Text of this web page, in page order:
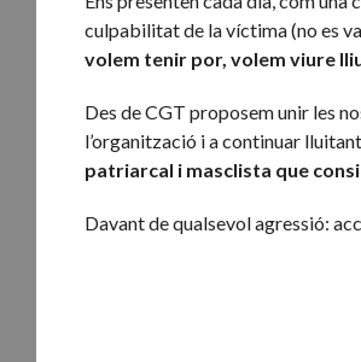
culpabilitat de la víctima (no es
volem tenir por, volem viure
Des de CGT proposem unir les
l’organització i a continuar
patriarcal i masclista que
Davant de qualsevol agressió: